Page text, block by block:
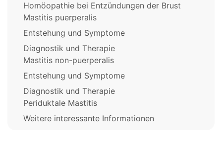
Homöopathie bei Entzündungen der Brust
Mastitis puerperalis
Entstehung und Symptome
Diagnostik und Therapie
Mastitis non-puerperalis
Entstehung und Symptome
Diagnostik und Therapie
Periduktale Mastitis
Weitere interessante Informationen